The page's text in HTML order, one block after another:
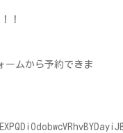
！
ームから予約できま